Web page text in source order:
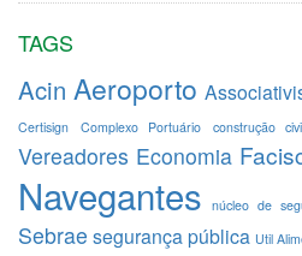
TAGS
Acin Aeroporto
Certisign Complexo Portuário construção
Vereadores Economia
Navegantes núcleo de
Sebrae segurança pública Util